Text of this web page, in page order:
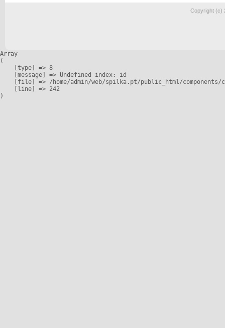
Copyright (c)
Array
(
    [type] => 8
    [message] => Undefined index: id
[file] => /home/admin/web/spilka.pt/public_html/
    [line] => 242